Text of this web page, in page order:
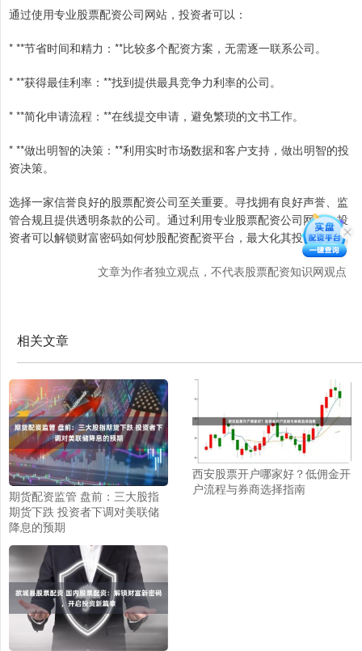
通过使用专业股票配资公司网站，投资者可以：
* **节省时间和精力：**比较多个配资方案，无需逐一联系公司。
* **获得最佳利率：**找到提供最具竞争力利率的公司。
* **简化申请流程：**在线提交申请，避免繁琐的文书工作。
* **做出明智的决策：**利用实时市场数据和客户支持，做出明智的投
资决策。
选择一家信誉良好的股票配资公司至关重要。寻找拥有良好声誉、监
管合规且提供透明条款的公司。通过利用专业股票配资公司网站，投
资者可以解锁财富密码如何炒股配资配资平台，最大化其投资回报。
文章为作者独立观点，不代表股票配资知识网观点
相关文章
期货配资监管 盘前：三大股指
期货下跌 投资者下调对美联储
降息的预期
西安股票开户哪家好？低佣金开
户流程与券商选择指南